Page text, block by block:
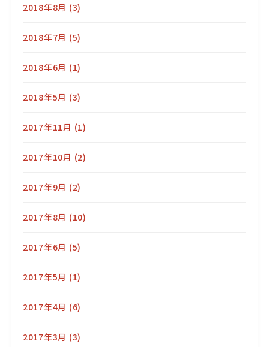
2018年8月 (3)
2018年7月 (5)
2018年6月 (1)
2018年5月 (3)
2017年11月 (1)
2017年10月 (2)
2017年9月 (2)
2017年8月 (10)
2017年6月 (5)
2017年5月 (1)
2017年4月 (6)
2017年3月 (3)